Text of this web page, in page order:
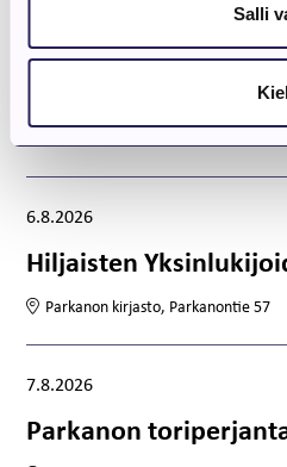
Salli
Tulevat tapahtumat
Tapahtuma alkaa:
6.8.2026
Hiljaisten
Parkanon kirjasto, Parkanontie 57
Tapahtuma alkaa:
7.8.2026
Parkanon